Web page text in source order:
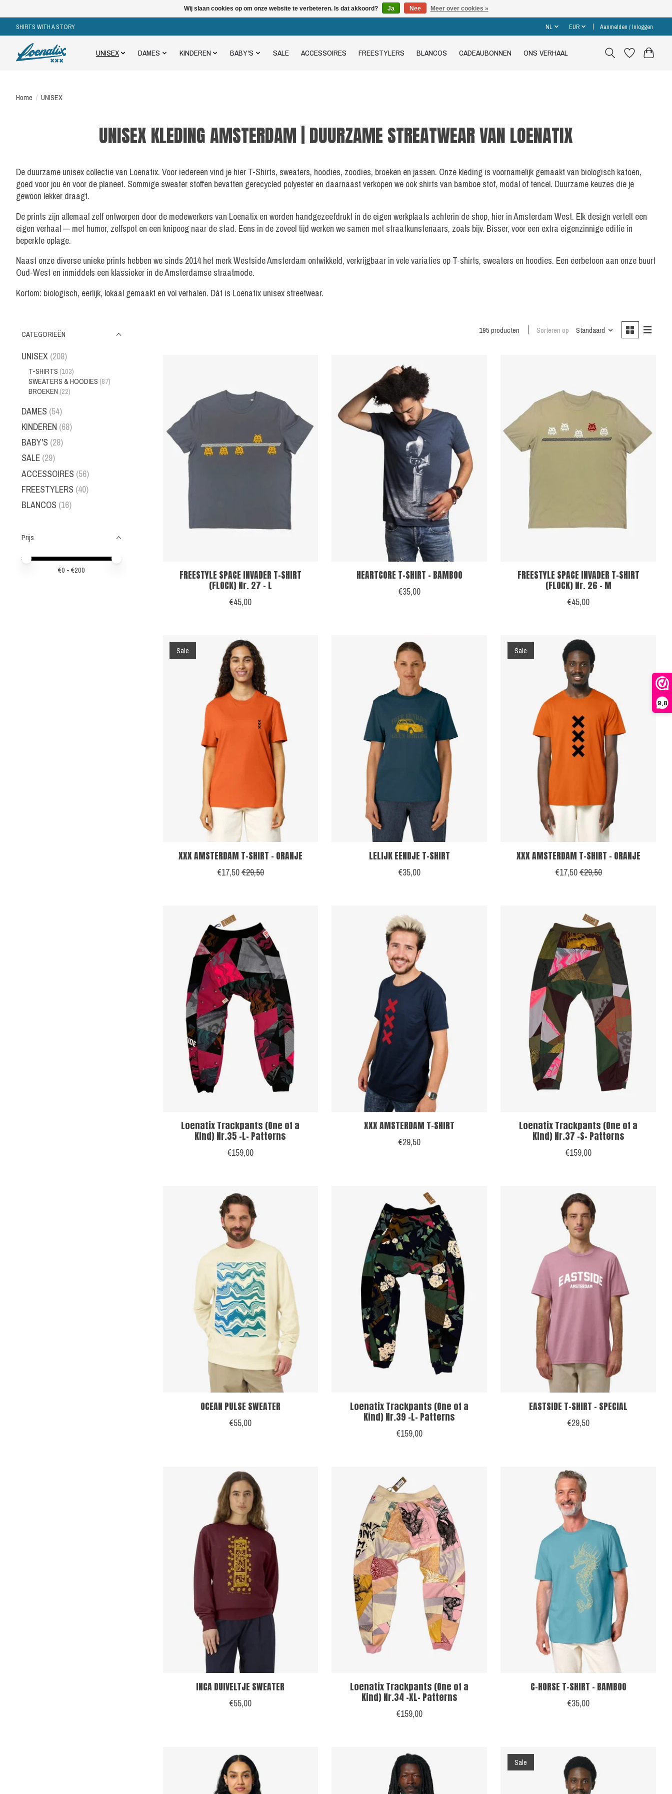
9,8
SHIRTS WITH A STORY NL EUR Aanmelden / Inloggen
UNISEX DAMES KINDEREN BABY'S SALE ACCESSOIRES FREESTYLERS BLANCOS CADEAUBONNEN ONS VERHAAL
Home / UNISEX
UNISEX KLEDING AMSTERDAM | DUURZAME STREATWEAR VAN LOENATIX
De duurzame unisex collectie van Loenatix. Voor iedereen vind je hier T-Shirts, sweaters, hoodies, zoodies, broeken en jassen. Onze kleding is voornamelijk gemaakt van biologisch katoen,
goed voor jou én voor de planeet. Sommige sweater stoffen bevatten gerecycled polyester en daarnaast verkopen we ook shirts van bamboe stof, modal of tencel. Duurzame keuzes die je
gewoon lekker draagt.
De prints zijn allemaal zelf ontworpen door de medewerkers van Loenatix en worden handgezeefdrukt in de eigen werkplaats achterin de shop, hier in Amsterdam West. Elk design vertelt een
eigen verhaal — met humor, zelfspot en een knipoog naar de stad. Eens in de zoveel tijd werken we samen met straatkunstenaars, zoals bijv. Bisser, voor een extra eigenzinnige editie in
beperkte oplage.
Naast onze diverse unieke prints hebben we sinds 2014 het merk Westside Amsterdam ontwikkeld, verkrijgbaar in vele variaties op T-shirts, sweaters en hoodies. Een eerbetoon aan onze buurt
Oud-West en inmiddels een klassieker in de Amsterdamse straatmode.
Kortom: biologisch, eerlijk, lokaal gemaakt en vol verhalen. Dát is Loenatix unisex streetwear.
CATEGORIEËN
UNISEX (208)
T-SHIRTS (103)
SWEATERS & HOODIES (87)
BROEKEN (22)
DAMES (54)
KINDEREN (68)
BABY'S (28)
SALE (29)
ACCESSOIRES (56)
FREESTYLERS (40)
BLANCOS (16)
Prijs
Minimale prijswaarde
Price maximum value
€0 - €200
195 producten Sorteren op Standaard
FREESTYLE SPACE INVADER T-SHIRT
(FLOCK) Nr. 27 - L
€45,00
HEARTCORE T-SHIRT - BAMBOO
€35,00
FREESTYLE SPACE INVADER T-SHIRT
(FLOCK) Nr. 26 - M
€45,00
Sale
XXX AMSTERDAM T-SHIRT - ORANJE
€17,50€29,50
LELIJK EENDJE T-SHIRT
€35,00
Sale
XXX AMSTERDAM T-SHIRT - ORANJE
€17,50€29,50
Loenatix Trackpants (One of a
Kind) Nr.35 -L- Patterns
€159,00
XXX AMSTERDAM T-SHIRT
€29,50
Loenatix Trackpants (One of a
Kind) Nr.37 -S- Patterns
€159,00
OCEAN PULSE SWEATER
€55,00
Loenatix Trackpants (One of a
Kind) Nr.39 -L- Patterns
€159,00
EASTSIDE T-SHIRT - SPECIAL
€29,50
INCA DUIVELTJE SWEATER
€55,00
Loenatix Trackpants (One of a
Kind) Nr.34 -XL- Patterns
€159,00
C-HORSE T-SHIRT - BAMBOO
€35,00
Sale
Wij slaan cookies op om onze website te verbeteren. Is dat akkoord? Ja Nee Meer over cookies »